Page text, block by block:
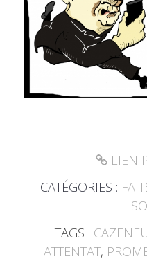
LIEN
CATÉGORIES :
TAGS :
ATTENTAT,